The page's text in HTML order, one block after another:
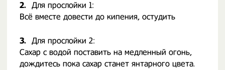
2. Для прослойки 1:
Всё вместе довести до кипения, остудить
3. Для прослойки 2:
Сахар с водой поставить на медленный огонь,
дождитесь пока сахар станет янтарного цвета.